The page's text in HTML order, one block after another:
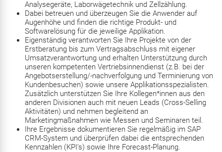
Analysegeräte, Laborwägetechnik und Zellzählung.
Dabei betreuen und überzeugen Sie die Anwender auf
Augenhöhe und finden die richtige Produkt- und
Softwarelösung für die jeweilige Applikation.
Eigenständig verantworten Sie Ihre Projekte von der
Erstberatung bis zum Vertragsabschluss mit eigener
Umsatzverantwortung und erhalten Unterstützung durch
unseren kompetenten Vertriebsinnendienst (z.B. bei der
Angebotserstellung/-nachverfolgung und Terminierung von
Kundenbesuchen) sowie unsere Applikationsspezialisten.
Zusätzlich unterstützen Sie Ihre Kollegen*innen aus den
anderen Divisionen auch mit neuen Leads (Cross-Selling
Aktivitäten) und nehmen begleitend an
Marketingmaßnahmen wie Messen und Seminaren teil.
Ihre Ergebnisse dokumentieren Sie regelmäßig im SAP
CRM-System und überprüfen dabei die entsprechenden
Kennzahlen (KPI's) sowie Ihre Forecast-Planung.